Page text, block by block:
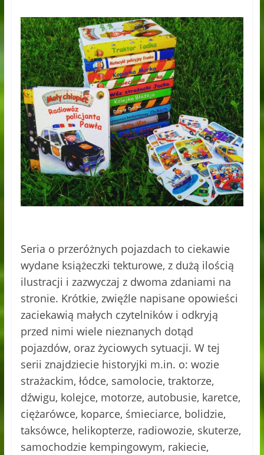
Seria o przeróżnych pojazdach to ciekawie
wydane książeczki tekturowe, z dużą ilością
ilustracji i zazwyczaj z dwoma zdaniami na
stronie. Krótkie, zwięźle napisane opowieści
zaciekawią małych czytelników i odkryją
przed nimi wiele nieznanych dotąd
pojazdów, oraz życiowych sytuacji. W tej
serii znajdziecie historyjki m.in. o: wozie
strażackim, łódce, samolocie, traktorze,
dźwigu, kolejce, motorze, autobusie, karetce,
ciężarówce, koparce, śmieciarce, bolidzie,
taksówce, helikopterze, radiowozie, skuterze,
samochodzie kempingowym, rakiecie,